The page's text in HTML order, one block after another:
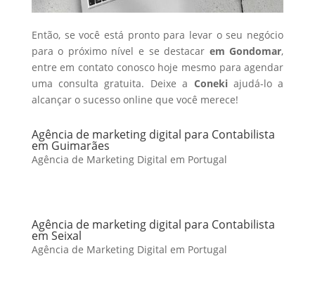
Então, se você está pronto para levar o seu negócio
para o próximo nível e se destacar em Gondomar,
entre em contato conosco hoje mesmo para agendar
uma consulta gratuita. Deixe a Conekiajudá-lo a
alcançar o sucesso online que você merece!
Agência de marketing digital para Contabilista
em Guimarães
Agência de Marketing Digital em Portugal
Agência de marketing digital para Contabilista
em Seixal
Agência de Marketing Digital em Portugal